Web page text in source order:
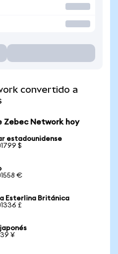
convertido a
Zebec Network hoy
estadounidense
$
€
Esterlina Británica
£
¥